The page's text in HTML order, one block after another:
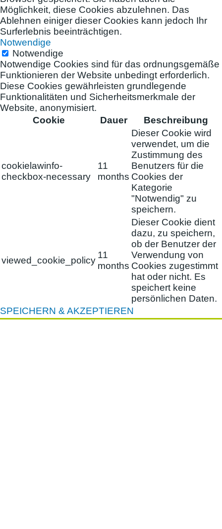
Möglichkeit, diese Cookies abzulehnen. Das
Ablehnen einiger dieser Cookies kann jedoch Ihr
Surferlebnis beeinträchtigen.
Notwendige
Notwendige
Notwendige Cookies sind für das ordnungsgemäße
Funktionieren der Website unbedingt erforderlich.
Diese Cookies gewährleisten grundlegende
Funktionalitäten und Sicherheitsmerkmale der
Website, anonymisiert.
Cookie
Dauer Beschreibung
cookielawinfo-
checkbox-necessary
11
months
Dieser Cookie wird
verwendet, um die
Zustimmung des
Benutzers für die
Cookies der
Kategorie
"Notwendig" zu
speichern.
viewed_cookie_policy
11
months
Dieser Cookie dient
dazu, zu speichern,
ob der Benutzer der
Verwendung von
Cookies zugestimmt
hat oder nicht. Es
speichert keine
persönlichen Daten.
SPEICHERN & AKZEPTIEREN